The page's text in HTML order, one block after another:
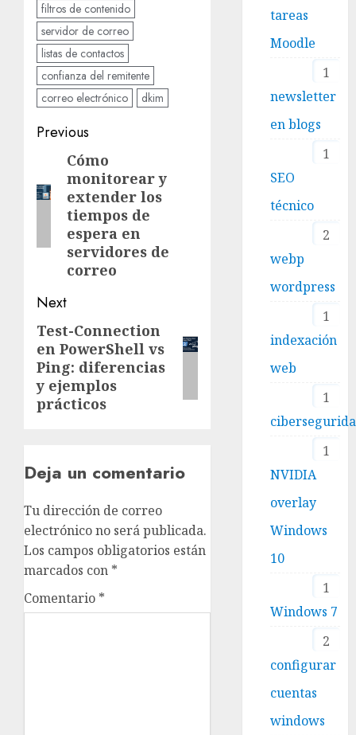
filtros de contenido
servidor de correo
listas de contactos
confianza del remitente
correo electrónico
dkim
Post
navigation
Previous
Previous
post:
Cómo
monitorear y
extender los
tiempos de
espera en
servidores de
correo
Next
Next
post:
Test-Connection
en PowerShell vs
Ping: diferencias
y ejemplos
prácticos
Deja un comentario
Tu dirección de correo
electrónico no será publicada.
Los campos obligatorios están
marcados con *
Comentario *
tareas
Moodle
1
newsletter
en blogs
1
SEO
técnico
2
webp
wordpress
1
indexación
web
1
1
NVIDIA
overlay
Windows
10
1
Windows 7
2
configurar
cuentas
windows